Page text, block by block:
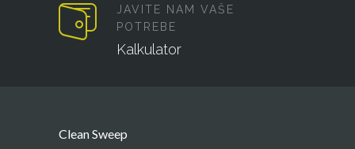
JAVITE NAM VAŠE
POTREBE
Kalkulator
Clean Sweep